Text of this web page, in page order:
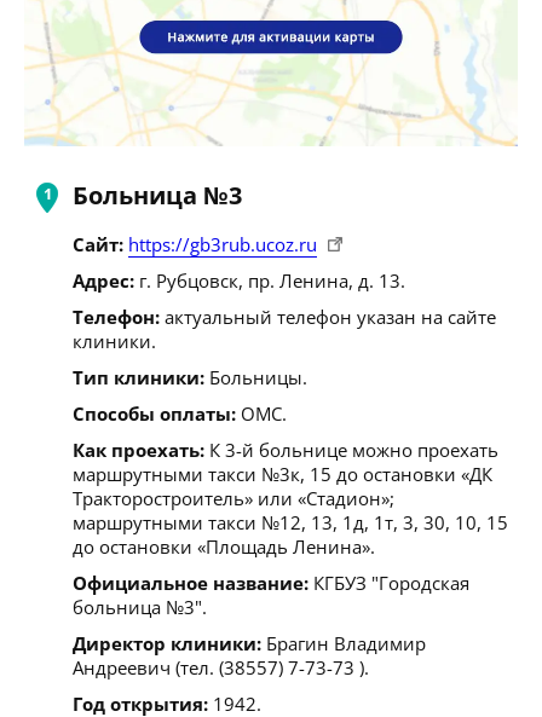
Больница №3
Сайт: https://gb3rub.ucoz.ru
Адрес: г. Рубцовск, пр. Ленина, д. 13.
Телефон: актуальный телефон указан на сайте
клиники.
Тип клиники: Больницы.
Способы оплаты: ОМС.
Как проехать: К 3-й больнице можно проехать
маршрутными такси №3к, 15 до остановки «ДК
Тракторостроитель» или «Стадион»;
маршрутными такси №12, 13, 1д, 1т, 3, 30, 10, 15
до остановки «Площадь Ленина».
Официальное название: КГБУЗ "Городская
больница №3".
Директор клиники: Брагин Владимир
Андреевич (тел. (38557) 7-73-73 ).
Год открытия: 1942.